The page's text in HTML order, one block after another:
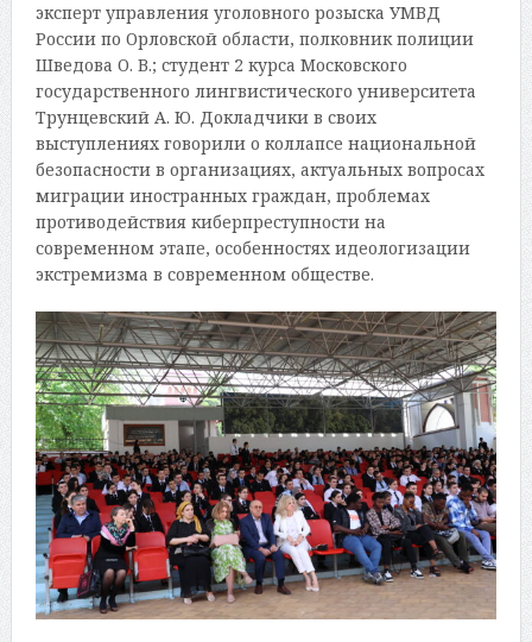
эксперт управления уголовного розыска УМВД
России по Орловской области, полковник полиции
Шведова О. В.; студент 2 курса Московского
государственного лингвистического университета
Трунцевский А. Ю. Докладчики в своих
выступлениях говорили о коллапсе национальной
безопасности в организациях, актуальных вопросах
миграции иностранных граждан, проблемах
противодействия киберпреступности на
современном этапе, особенностях идеологизации
экстремизма в современном обществе.